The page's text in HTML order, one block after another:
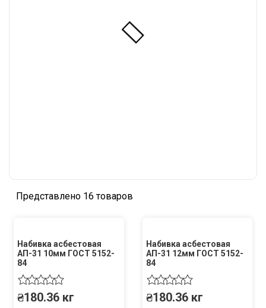
Представлено 16 товаров
Набивка асбестовая
АП-31 10мм ГОСТ 5152-
84
₴180.36 кг
Набивка асбестовая
АП-31 12мм ГОСТ 5152-
84
₴180.36 кг